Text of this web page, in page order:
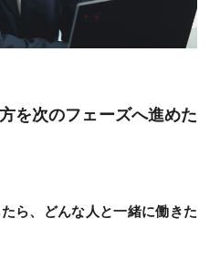
を次のフェーズへ進めた
ら、どんな人と一緒に働きた